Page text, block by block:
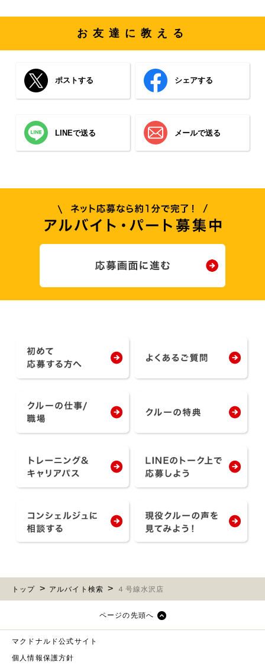
お友達に教える
ポストする シェアする
LINEで送る メールで送る
トップ アルバイト検索 ４号線水沢店
ページの先頭へ
マクドナルド公式サイト
個人情報保護方針